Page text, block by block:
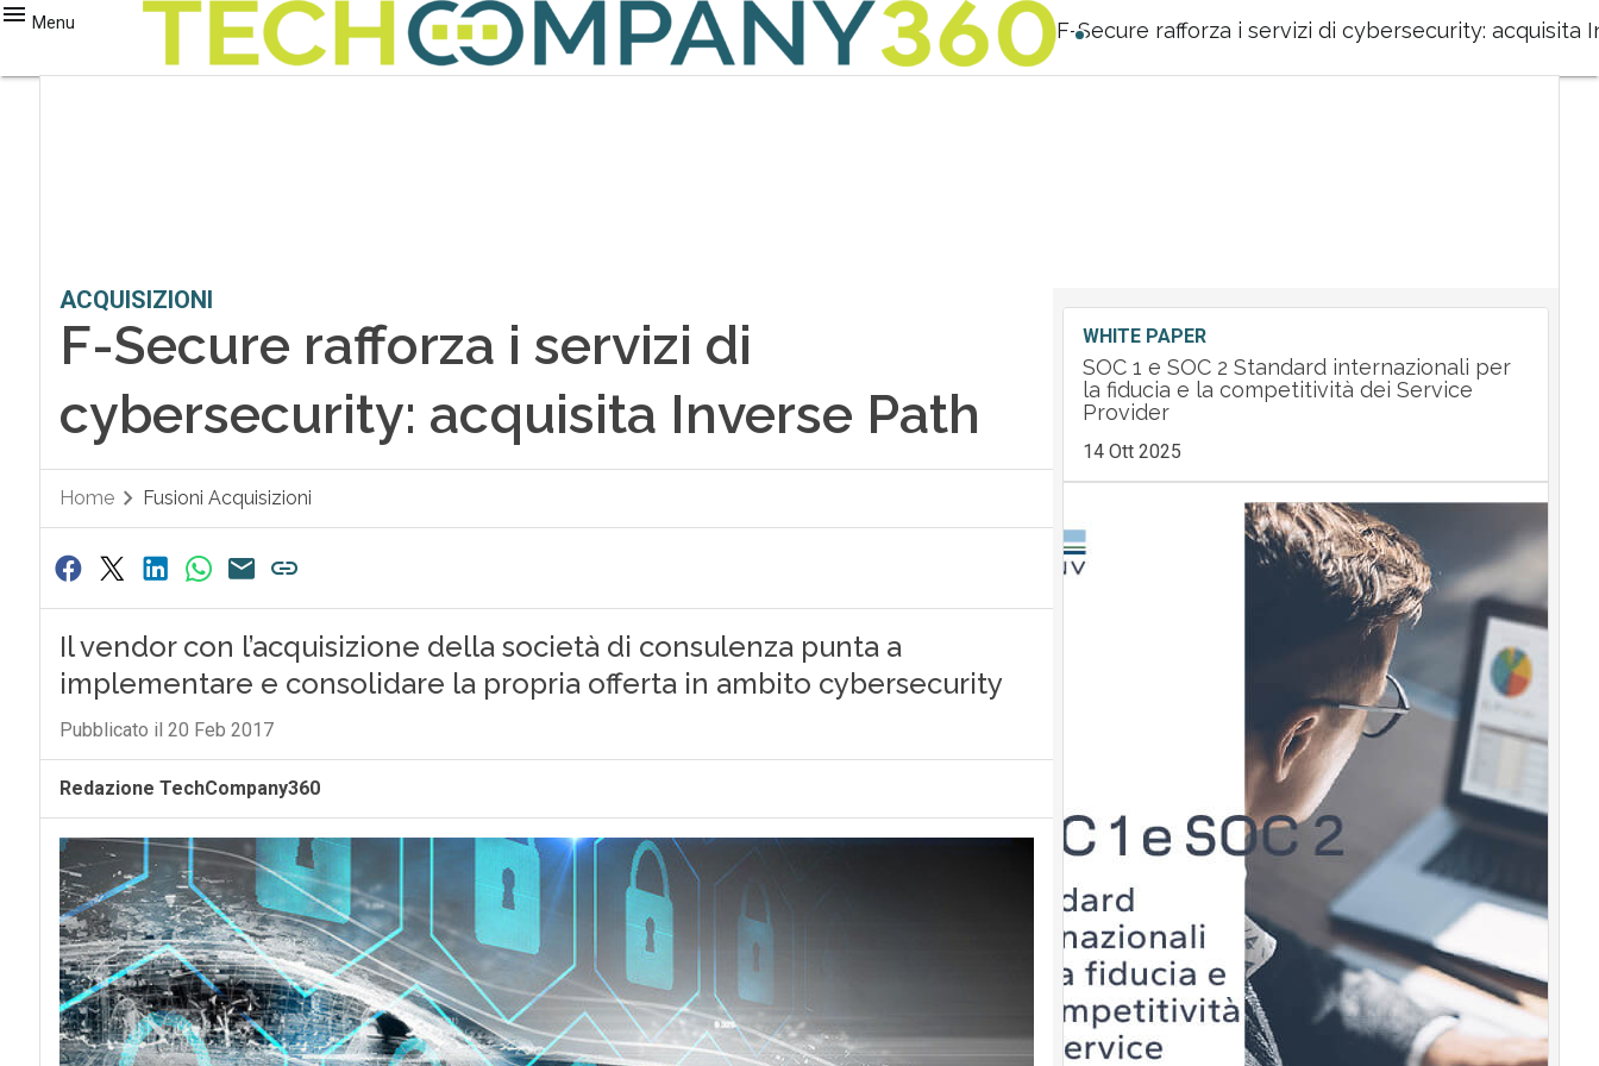
Menu F-Secure rafforza i servizi di cybersecurity: acquisita
ACQUISIZIONI
F-Secure rafforza i servizi di
cybersecurity: acquisita Inverse Path
Home Fusioni Acquisizioni
Il vendor con l’acquisizione della società di consulenza punta a
implementare e consolidare la propria offerta in ambito cybersecurity
Pubblicato il 20 Feb 2017
Redazione TechCompany360
WHITE PAPER
SOC 1 e SOC 2 Standard internazionali per
la fiducia e la competitività dei Service
Provider
14 Ott 2025